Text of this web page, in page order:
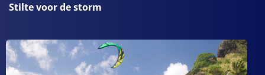
Stilte voor de storm